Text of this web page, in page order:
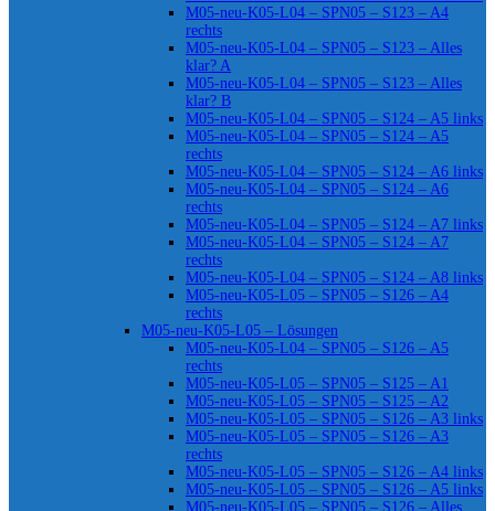
M05-neu-K05-L04 – SPN05 – S123 – A4
rechts
M05-neu-K05-L04 – SPN05 – S123 – Alles
klar? A
M05-neu-K05-L04 – SPN05 – S123 – Alles
klar? B
M05-neu-K05-L04 – SPN05 – S124 – A5 links
M05-neu-K05-L04 – SPN05 – S124 – A5
rechts
M05-neu-K05-L04 – SPN05 – S124 – A6 links
M05-neu-K05-L04 – SPN05 – S124 – A6
rechts
M05-neu-K05-L04 – SPN05 – S124 – A7 links
M05-neu-K05-L04 – SPN05 – S124 – A7
rechts
M05-neu-K05-L04 – SPN05 – S124 – A8 links
M05-neu-K05-L05 – SPN05 – S126 – A4
rechts
M05-neu-K05-L05 – Lösungen
M05-neu-K05-L04 – SPN05 – S126 – A5
rechts
M05-neu-K05-L05 – SPN05 – S125 – A1
M05-neu-K05-L05 – SPN05 – S125 – A2
M05-neu-K05-L05 – SPN05 – S126 – A3 links
M05-neu-K05-L05 – SPN05 – S126 – A3
rechts
M05-neu-K05-L05 – SPN05 – S126 – A4 links
M05-neu-K05-L05 – SPN05 – S126 – A5 links
M05-neu-K05-L05 – SPN05 – S126 – Alles